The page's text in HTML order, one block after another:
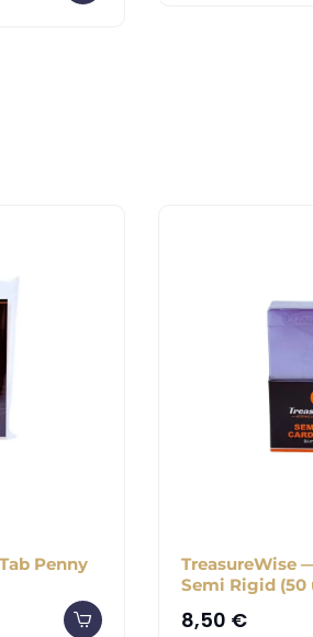
Penny
TreasureWise
Semi Rigid (50
8,50 €